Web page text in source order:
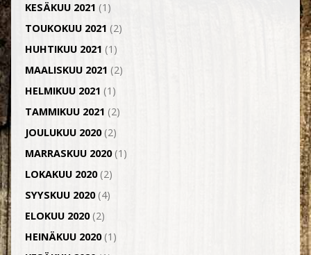
KESÄKUU 2021 (1)
TOUKOKUU 2021 (2)
HUHTIKUU 2021 (1)
MAALISKUU 2021 (2)
HELMIKUU 2021 (1)
TAMMIKUU 2021 (2)
JOULUKUU 2020(2)
MARRASKUU 2020(1)
LOKAKUU 2020(2)
SYYSKUU 2020(4)
ELOKUU 2020(2)
HEINÄKUU 2020(1)